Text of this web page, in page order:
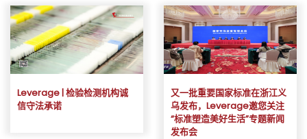
Leverage | 检验检测机构诚
信守法承诺
又一批重要国家标准在浙江义
乌发布，Leverage邀您关注
“标准塑造美好生活”专题新闻
发布会